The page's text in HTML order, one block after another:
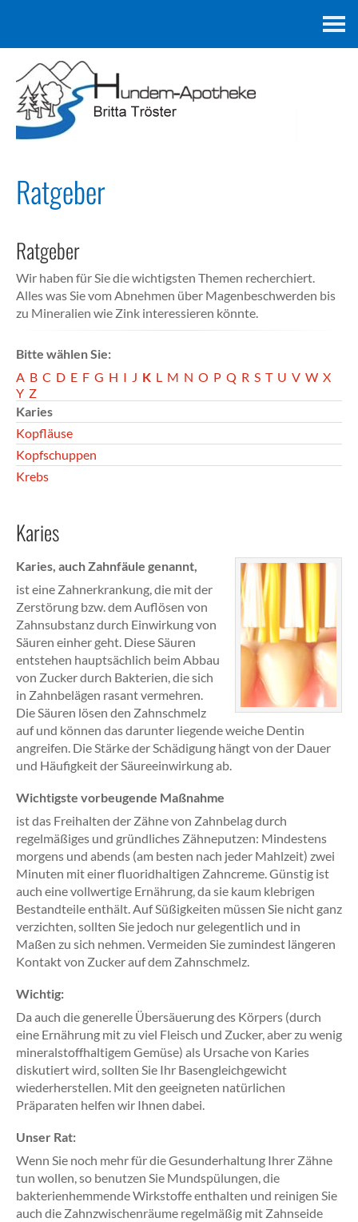
Ratgeber
Ratgeber
Wir haben für Sie die wichtigsten Themen recherchiert.
Alles was Sie vom Abnehmen über Magenbeschwerden bis
zu Mineralien wie Zink interessieren könnte.
Bitte wählen Sie:
A B C D E F G H I J K L M N O P Q R S T U V W X
Y Z
Karies
Kopfläuse
Kopfschuppen
Krebs
Karies
Karies, auch Zahnfäule genannt,
ist eine Zahnerkrankung, die mit der
Zerstörung bzw. dem Auflösen von
Zahnsubstanz durch Einwirkung von
Säuren einher geht. Diese Säuren
entstehen hauptsächlich beim Abbau
von Zucker durch Bakterien, die sich
in Zahnbelägen rasant vermehren.
Die Säuren lösen den Zahnschmelz
auf und können das darunter liegende weiche Dentin
angreifen. Die Stärke der Schädigung hängt von der Dauer
und Häufigkeit der Säureeinwirkung ab.
Wichtigste vorbeugende Maßnahme
ist das Freihalten der Zähne von Zahnbelag durch
regelmäßiges und gründliches Zähneputzen: Mindestens
morgens und abends (am besten nach jeder Mahlzeit) zwei
Minuten mit einer fluoridhaltigen Zahncreme. Günstig ist
auch eine vollwertige Ernährung, da sie kaum klebrigen
Bestandteile enthält. Auf Süßigkeiten müssen Sie nicht ganz
verzichten, sollten Sie jedoch nur gelegentlich und in
Maßen zu sich nehmen. Vermeiden Sie zumindest längeren
Kontakt von Zucker auf dem Zahnschmelz.
Wichtig:
Da auch die generelle Übersäuerung des Körpers (durch
eine Ernährung mit zu viel Fleisch und Zucker, aber zu wenig
mineralstoffhaltigem Gemüse) als Ursache von Karies
diskutiert wird, sollten Sie Ihr Basengleichgewicht
wiederherstellen. Mit den geeigneten natürlichen
Präparaten helfen wir Ihnen dabei.
Unser Rat:
Wenn Sie noch mehr für die Gesunderhaltung Ihrer Zähne
tun wollen, so benutzen Sie Mundspülungen, die
bakterienhemmende Wirkstoffe enthalten und reinigen Sie
auch die Zahnzwischenräume regelmäßig mit Zahnseide